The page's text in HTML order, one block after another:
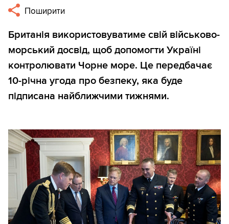
Поширити
Британія використовуватиме свій військово-
морський досвід, щоб допомогти Україні
контролювати Чорне море. Це передбачає
10-річна угода про безпеку, яка буде
підписана найближчими тижнями.